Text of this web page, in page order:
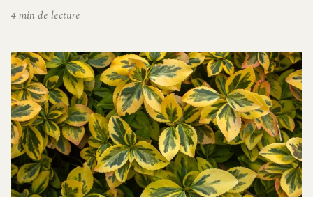
4 min de lecture